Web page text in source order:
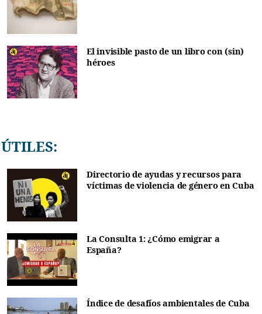
El invisible pasto de un libro con (sin)
héroes
ÚTILES:
Directorio de ayudas y recursos para
víctimas de violencia de género en Cuba
La Consulta 1: ¿Cómo emigrar a
España?
Índice de desafíos ambientales de Cuba